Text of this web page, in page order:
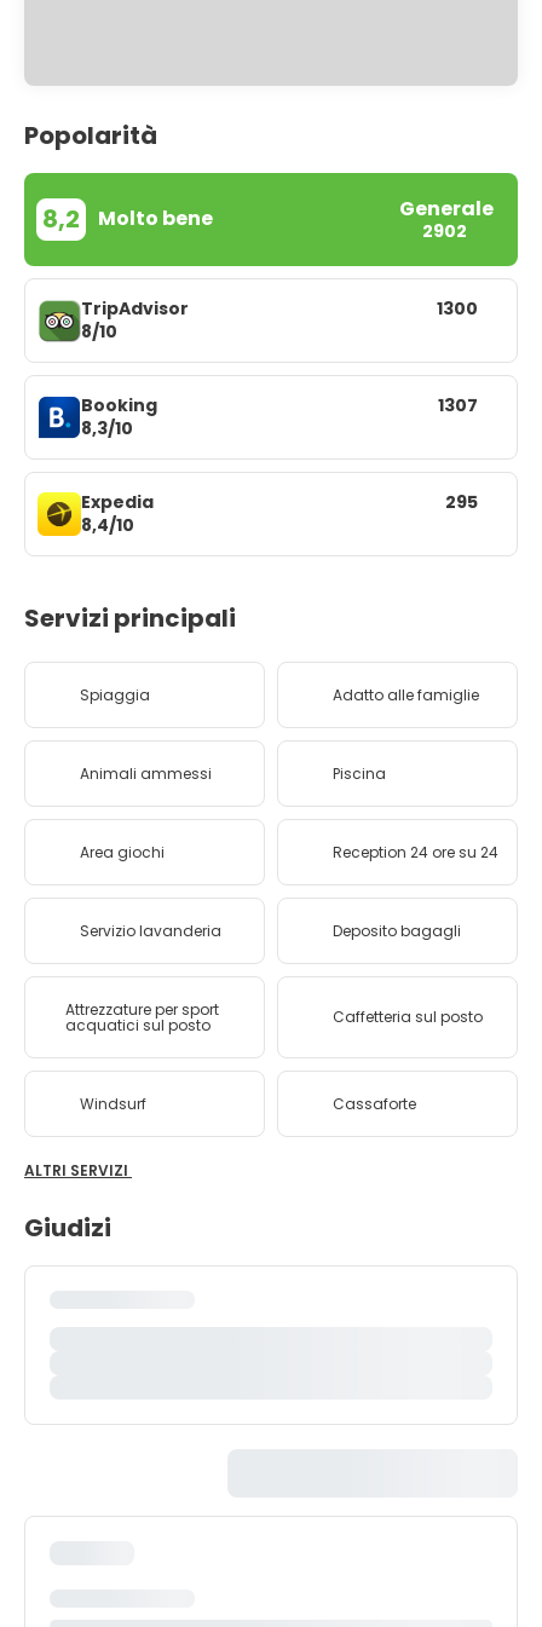
Popolarità
8,2 Molto bene Generale
2902
TripAdvisor
8/10
1300
Booking
8,3/10
1307
Expedia
8,4/10
295
Servizi principali
Spiaggia Adatto alle famiglie
Animali ammessi Piscina
Area giochi Reception 24 ore su 24
Servizio lavanderia Deposito bagagli
Attrezzature per sport
acquatici sul posto Caffetteria sul posto
Windsurf Cassaforte
ALTRI SERVIZI
Giudizi